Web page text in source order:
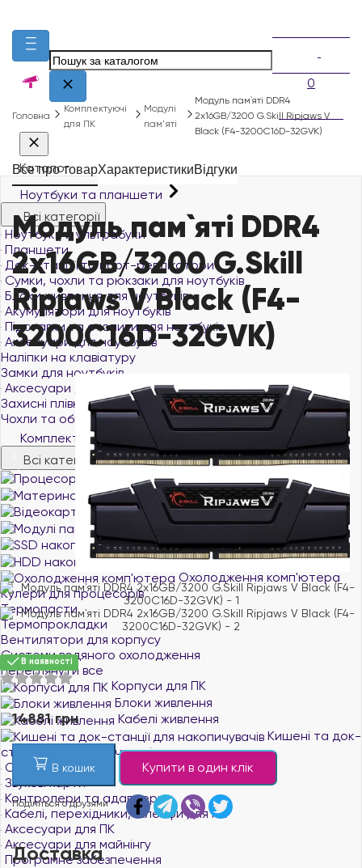
0
Каталог
Ноутбуки та планшети
Всі категорії
Ноутбуки й ультрабуки
Планшети
Док-станції та порт-реплікатори
Сумки, чохли та рюкзаки для ноутбуків
Блоки живлення для ноутбуків
Акумулятори для ноутбуків
Підставки та столики для ноутбуків
Аксесуари для ноутбуків
Наліпки на клавіатуру
Замки для ноутбуків
Аксесуари для планшетів
Захисні плівки та скло для планшетів
Чохли та обкладинки для планшетів
Комплектуючі для ПК
Всі категорії
Процесори
Материнські плати
Відеокарти
Модулі пам'яті
SSD накопичувачі
HDD накопичувачі
Охолодження комп'ютера
Кулери для процесорів
Термопасти
Термопрокладки
Вентилятори для корпусу
Системи водяного охолодження
переглянути все
Корпуси для ПК
Блоки живлення
Кабелі живлення
Кишені та док-
станції для накопичувачів
Оптичні приводи
Звукові карти
Контролери та адаптери
Кабелі, перехідники, шлейфи для ПК
Аксесуари для ПК
Аксесуари для майнінгу
Програмне забезпечення
Головна
Комплектуючі
для ПК
Модулі
пам'яті
Модуль пам`ятi DDR4
2x16GB/3200 G.Skill Ripjaws V
Black (F4-3200C16D-32GVK)
Все про товарХарактеристикиВідгуки
Модуль пам`ятi DDR4
2x16GB/3200 G.Skill
Ripjaws V Black (F4-
3200C16D-32GVK)
В наявності
14881 грн
В кошик Купити в один клік
Поділіться с друзями
Доставка